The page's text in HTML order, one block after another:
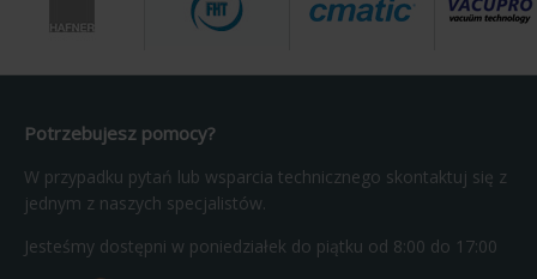
Potrzebujesz pomocy?
W przypadku pytań lub wsparcia technicznego skontaktuj się z
jednym z naszych specjalistów.
Jesteśmy dostępni w poniedziałek do piątku od 8:00 do 17:00